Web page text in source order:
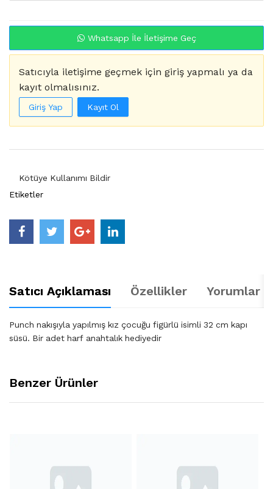
Whatsapp İle İletişime Geç
Satıcıyla iletişime geçmek için giriş yapmalı ya da
kayıt olmalısınız.
Giriş Yap Kayıt Ol
Kötüye Kullanımı Bildir
Etiketler
Satıcı Açıklaması Özellikler Yorumlar
Punch nakışıyla yapılmış kız çocuğu figürlü isimli 32 cm kapı
süsü. Bir adet harf anahtalık hediyedir
Benzer Ürünler